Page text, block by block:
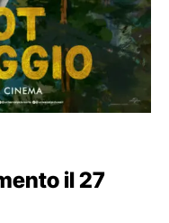
il 27